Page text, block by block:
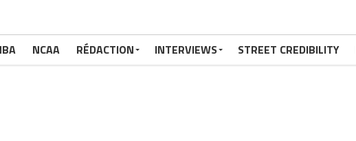
NCAA RÉDACTION INTERVIEWS STREET CREDIBILITY